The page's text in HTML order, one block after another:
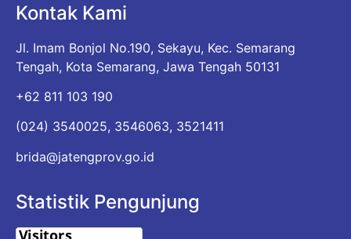
Kontak Kami
Jl. Imam Bonjol No.190, Sekayu, Kec. Semarang
Tengah, Kota Semarang, Jawa Tengah 50131
+62 811 103 190
(024) 3540025, 3546063, 3521411
brida@jatengprov.go.id
Statistik Pengunjung